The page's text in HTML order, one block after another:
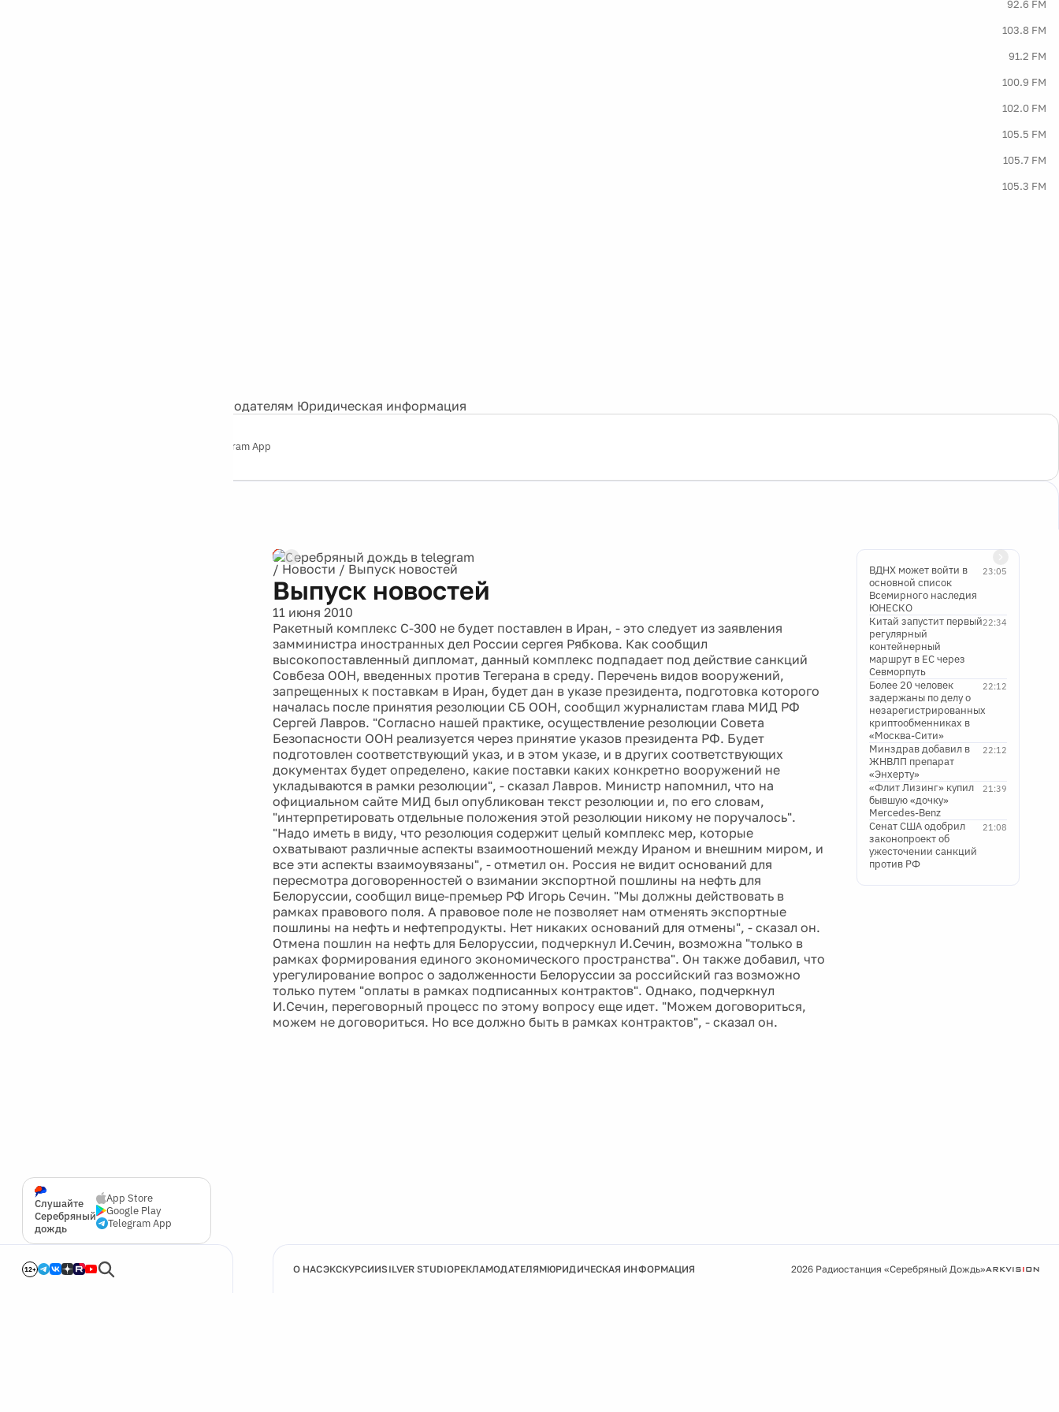
92.6 FM
103.8 FM
91.2 FM
100.9 FM
102.0 FM
105.5 FM
105.7 FM
105.3 FM
Рекламодателям Юридическая информация
Telegram App
Слушайте
Серебряный
дождь
App Store
Google Play
Telegram App
12+
/ Новости / Выпуск новостей
Выпуск новостей
11 июня 2010
Ракетный комплекс С-300 не будет поставлен в Иран, - это следует из заявления
замминистра иностранных дел России сергея Рябкова. Как сообщил
высокопоставленный дипломат, данный комплекс подпадает под действие санкций
Совбеза ООН, введенных против Тегерана в среду. Перечень видов вооружений,
запрещенных к поставкам в Иран, будет дан в указе президента, подготовка которого
началась после принятия резолюции СБ ООН, сообщил журналистам глава МИД РФ
Сергей Лавров. "Согласно нашей практике, осуществление резолюции Совета
Безопасности ООН реализуется через принятие указов президента РФ. Будет
подготовлен соответствующий указ, и в этом указе, и в других соответствующих
документах будет определено, какие поставки каких конкретно вооружений не
укладываются в рамки резолюции", - сказал Лавров. Министр напомнил, что на
официальном сайте МИД был опубликован текст резолюции и, по его словам,
"интерпретировать отдельные положения этой резолюции никому не поручалось".
"Надо иметь в виду, что резолюция содержит целый комплекс мер, которые
охватывают различные аспекты взаимоотношений между Ираном и внешним миром, и
все эти аспекты взаимоувязаны", - отметил он. Россия не видит оснований для
пересмотра договоренностей о взимании экспортной пошлины на нефть для
Белоруссии, сообщил вице-премьер РФ Игорь Сечин. "Мы должны действовать в
рамках правового поля. А правовое поле не позволяет нам отменять экспортные
пошлины на нефть и нефтепродукты. Нет никаких оснований для отмены", - сказал он.
Отмена пошлин на нефть для Белоруссии, подчеркнул И.Сечин, возможна "только в
рамках формирования единого экономического пространства". Он также добавил, что
урегулирование вопрос о задолженности Белоруссии за российский газ возможно
только путем "оплаты в рамках подписанных контрактов". Однако, подчеркнул
И.Сечин, переговорный процесс по этому вопросу еще идет. "Можем договориться,
можем не договориться. Но все должно быть в рамках контрактов", - сказал он.
23:05
ВДНХ может войти в
основной список
Всемирного наследия
ЮНЕСКО
22:34
Китай запустит первый
регулярный
контейнерный
маршрут в ЕС через
Севморпуть
22:12
Более 20 человек
задержаны по делу о
незарегистрированных
криптообменниках в
«Москва-Сити»
22:12
Минздрав добавил в
ЖНВЛП препарат
«Энхерту»
21:39
«Флит Лизинг» купил
бывшую «дочку»
Mercedes-Benz
21:08
Сенат США одобрил
законопроект об
ужесточении санкций
против РФ
О НАСЭКСКУРСИИSILVER STUDIOРЕКЛАМОДАТЕЛЯМЮРИДИЧЕСКАЯ ИНФОРМАЦИЯ 2026 Радиостанция «Серебряный Дождь»